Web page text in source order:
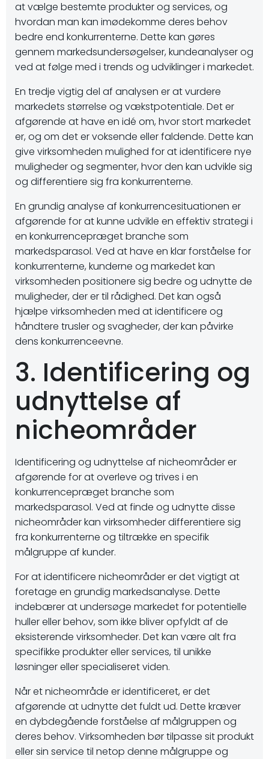
at vælge bestemte produkter og services, og
hvordan man kan imødekomme deres behov
bedre end konkurrenterne. Dette kan gøres
gennem markedsundersøgelser, kundeanalyser og
ved at følge med i trends og udviklinger i markedet.
En tredje vigtig del af analysen er at vurdere
markedets størrelse og vækstpotentiale. Det er
afgørende at have en idé om, hvor stort markedet
er, og om det er voksende eller faldende. Dette kan
give virksomheden mulighed for at identificere nye
muligheder og segmenter, hvor den kan udvikle sig
og differentiere sig fra konkurrenterne.
En grundig analyse af konkurrencesituationen er
afgørende for at kunne udvikle en effektiv strategi i
en konkurrencepræget branche som
markedsparasol. Ved at have en klar forståelse for
konkurrenterne, kunderne og markedet kan
virksomheden positionere sig bedre og udnytte de
muligheder, der er til rådighed. Det kan også
hjælpe virksomheden med at identificere og
håndtere trusler og svagheder, der kan påvirke
dens konkurrenceevne.
3. Identificering og
udnyttelse af
nicheområder
Identificering og udnyttelse af nicheområder er
afgørende for at overleve og trives i en
konkurrencepræget branche som
markedsparasol. Ved at finde og udnytte disse
nicheområder kan virksomheder differentiere sig
fra konkurrenterne og tiltrække en specifik
målgruppe af kunder.
For at identificere nicheområder er det vigtigt at
foretage en grundig markedsanalyse. Dette
indebærer at undersøge markedet for potentielle
huller eller behov, som ikke bliver opfyldt af de
eksisterende virksomheder. Det kan være alt fra
specifikke produkter eller services, til unikke
løsninger eller specialiseret viden.
Når et nicheområde er identificeret, er det
afgørende at udnytte det fuldt ud. Dette kræver
en dybdegående forståelse af målgruppen og
deres behov. Virksomheden bør tilpasse sit produkt
eller sin service til netop denne målgruppe og